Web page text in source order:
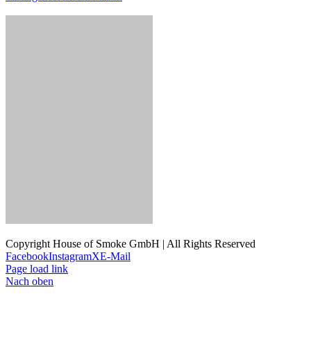
Copyright House of Smoke GmbH | All Rights Reserved
FacebookInstagramXE-Mail
Page load link
Nach oben